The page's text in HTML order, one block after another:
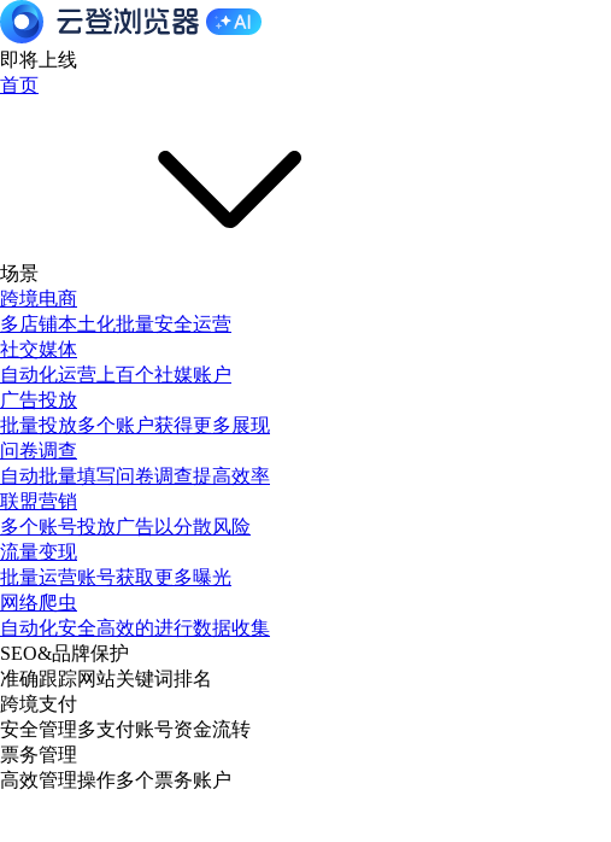
即将上线
首页
场景
跨境电商
多店铺本土化批量安全运营
社交媒体
自动化运营上百个社媒账户
广告投放
批量投放多个账户获得更多展现
问卷调查
自动批量填写问卷调查提高效率
联盟营销
多个账号投放广告以分散风险
流量变现
批量运营账号获取更多曝光
网络爬虫
自动化安全高效的进行数据收集
SEO&品牌保护
准确跟踪网站关键词排名
跨境支付
安全管理多支付账号资金流转
票务管理
高效管理操作多个票务账户